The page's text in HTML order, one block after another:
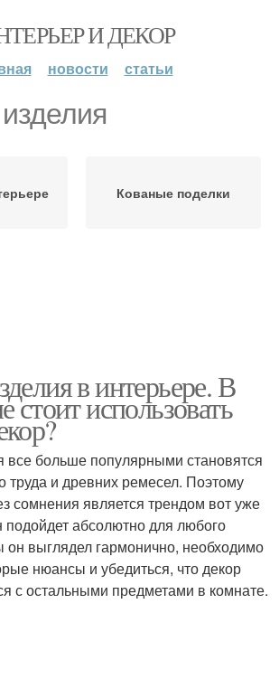
И ДЕКОР
новости статьи
Кованые поделки
в интерьере. В
стоит использовать
больше популярными становятся
труда и древних ремесел. Поэтому
сомнения является трендом вот уже
подойдет абсолютно для любого
он выглядел гармонично, необходимо
нюансы и убедиться, что декор
с остальными предметами в комнате.